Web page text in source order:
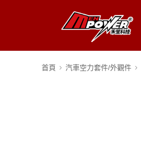
首頁 汽車空力套件/外觀件